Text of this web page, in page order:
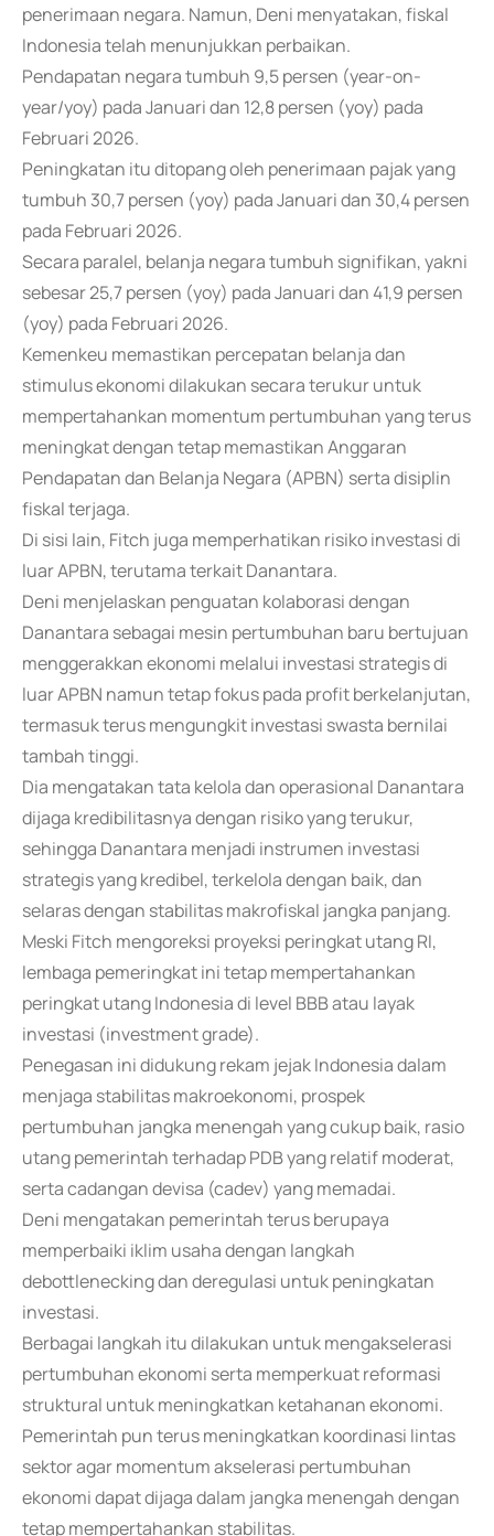
penerimaan negara. Namun, Deni menyatakan, fiskal
Indonesia telah menunjukkan perbaikan.
Pendapatan negara tumbuh 9,5 persen (year-on-
year/yoy) pada Januari dan 12,8 persen (yoy) pada
Februari 2026.
Peningkatan itu ditopang oleh penerimaan pajak yang
tumbuh 30,7 persen (yoy) pada Januari dan 30,4 persen
pada Februari 2026.
Secara paralel, belanja negara tumbuh signifikan, yakni
sebesar 25,7 persen (yoy) pada Januari dan 41,9 persen
(yoy) pada Februari 2026.
Kemenkeu memastikan percepatan belanja dan
stimulus ekonomi dilakukan secara terukur untuk
mempertahankan momentum pertumbuhan yang terus
meningkat dengan tetap memastikan Anggaran
Pendapatan dan Belanja Negara (APBN) serta disiplin
fiskal terjaga.
Di sisi lain, Fitch juga memperhatikan risiko investasi di
luar APBN, terutama terkait Danantara.
Deni menjelaskan penguatan kolaborasi dengan
Danantara sebagai mesin pertumbuhan baru bertujuan
menggerakkan ekonomi melalui investasi strategis di
luar APBN namun tetap fokus pada profit berkelanjutan,
termasuk terus mengungkit investasi swasta bernilai
tambah tinggi.
Dia mengatakan tata kelola dan operasional Danantara
dijaga kredibilitasnya dengan risiko yang terukur,
sehingga Danantara menjadi instrumen investasi
strategis yang kredibel, terkelola dengan baik, dan
selaras dengan stabilitas makrofiskal jangka panjang.
Meski Fitch mengoreksi proyeksi peringkat utang RI,
lembaga pemeringkat ini tetap mempertahankan
peringkat utang Indonesia di level BBB atau layak
investasi (investment grade).
Penegasan ini didukung rekam jejak Indonesia dalam
menjaga stabilitas makroekonomi, prospek
pertumbuhan jangka menengah yang cukup baik, rasio
utang pemerintah terhadap PDB yang relatif moderat,
serta cadangan devisa (cadev) yang memadai.
Deni mengatakan pemerintah terus berupaya
memperbaiki iklim usaha dengan langkah
debottlenecking dan deregulasi untuk peningkatan
investasi.
Berbagai langkah itu dilakukan untuk mengakselerasi
pertumbuhan ekonomi serta memperkuat reformasi
struktural untuk meningkatkan ketahanan ekonomi.
Pemerintah pun terus meningkatkan koordinasi lintas
sektor agar momentum akselerasi pertumbuhan
ekonomi dapat dijaga dalam jangka menengah dengan
tetap mempertahankan stabilitas.